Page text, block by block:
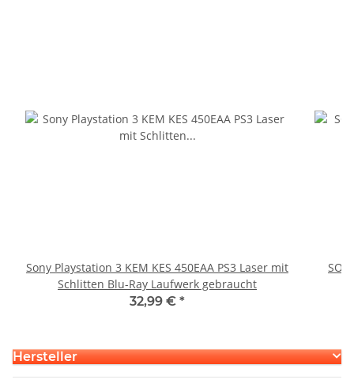
Sony Playstation 3 KEM KES 450EAA PS3 Laser mit
Schlitten Blu-Ray Laufwerk gebraucht
32,99 € *
Hersteller